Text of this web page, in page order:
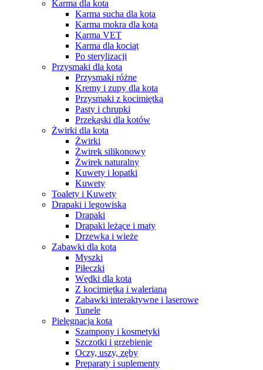
Karma dla kota
Karma sucha dla kota
Karma mokra dla kota
Karma VET
Karma dla kociąt
Po sterylizacji
Przysmaki dla kota
Przysmaki różne
Kremy i zupy dla kota
Przysmaki z kocimiętką
Pasty i chrupki
Przekąski dla kotów
Żwirki dla kota
Żwirki
Żwirek silikonowy
Żwirek naturalny
Kuwety i łopatki
Kuwety
Toalety i Kuwety
Drapaki i legowiska
Drapaki
Drapaki leżące i maty
Drzewka i wieże
Zabawki dla kota
Myszki
Piłeczki
Wędki dla kota
Z kocimiętką i walerianą
Zabawki interaktywne i laserowe
Tunele
Pielęgnacja kota
Szampony i kosmetyki
Szczotki i grzebienie
Oczy, uszy, zęby
Preparaty i suplementy